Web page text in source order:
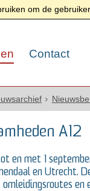
om de
Contact
A12
en met 1
en Utrecht.
omleidingsroutes en